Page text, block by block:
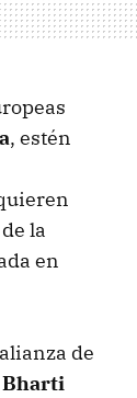
, estén
la
en
de
Bharti